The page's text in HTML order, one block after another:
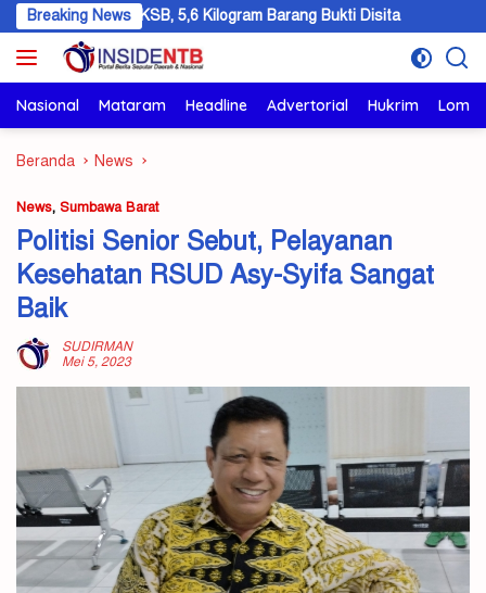
Langsung
ke
konten
Breaking News
di KSB, 5,6 Kilogram Barang Bukti Disita KSB Hibah 5
Nasional Mataram Headline Advertorial Hukrim
Beranda News
News, Sumbawa Barat
Politisi Senior Sebut, Pelayanan
Kesehatan RSUD Asy-Syifa Sangat
Baik
SUDIRMAN
Mei 5, 2023